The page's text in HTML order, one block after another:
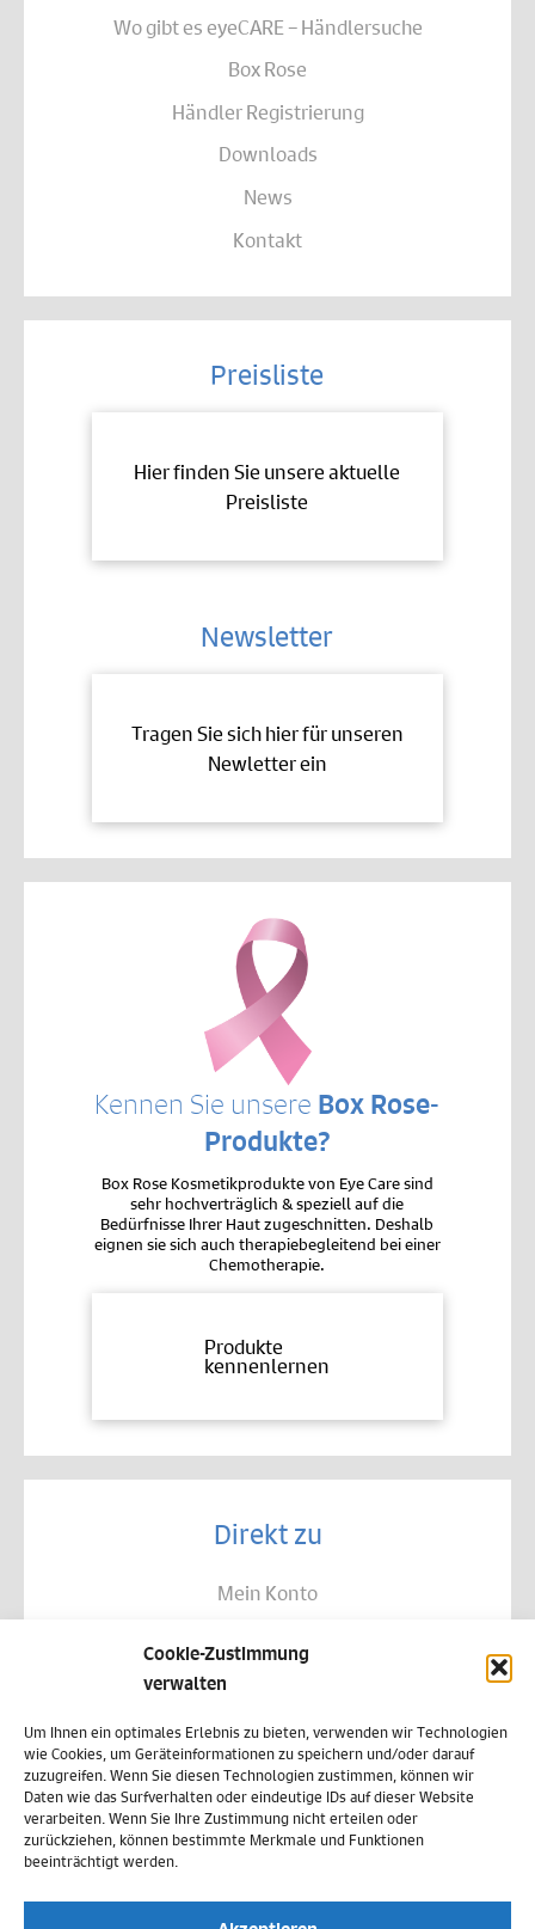
Cookie-Zustimmung
verwalten
Um Ihnen ein optimales Erlebnis zu bieten, verwenden wir Technologien
wie Cookies, um Geräteinformationen zu speichern und/oder darauf
zuzugreifen. Wenn Sie diesen Technologien zustimmen, können wir
Daten wie das Surfverhalten oder eindeutige IDs auf dieser Website
verarbeiten. Wenn Sie Ihre Zustimmung nicht erteilen oder
zurückziehen, können bestimmte Merkmale und Funktionen
beeinträchtigt werden.
Wo gibt es eyeCARE – Händlersuche
Box Rose
Händler Registrierung
Downloads
News
Kontakt
Preisliste
Hier finden Sie unsere aktuelle
Preisliste
Newsletter
Tragen Sie sich hier für unseren
Newletter ein
Kennen Sie unsere Box Rose-
Produkte?
Box Rose Kosmetikprodukte von Eye Care sind
sehr hochverträglich & speziell auf die
Bedürfnisse Ihrer Haut zugeschnitten. Deshalb
eignen sie sich auch therapiebegleitend bei einer
Chemotherapie.
Produkte
kennenlernen
Direkt zu
Mein Konto
Allgemeine Geschäftsbedingungen
Datenschutz
Widerruf
Zahlungsweisen
Versand & Lieferung